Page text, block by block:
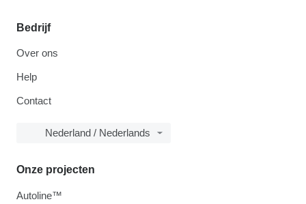
Bedrijf
Over ons
Help
Contact
Nederland / Nederlands
Onze projecten
Autoline™